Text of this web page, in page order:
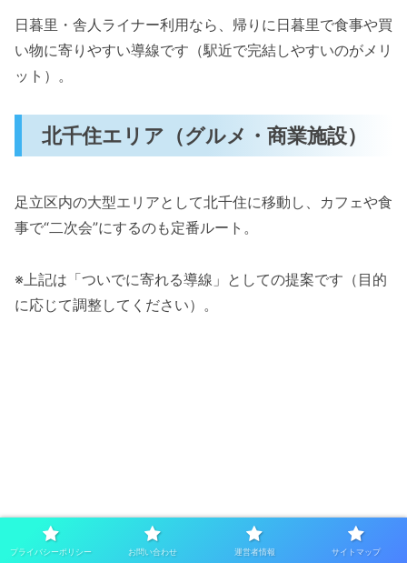
日暮里・舎人ライナー利用なら、帰りに日暮里で食事や買
い物に寄りやすい導線です（駅近で完結しやすいのがメリ
ット）。
北千住エリア（グルメ・商業施設）
足立区内の大型エリアとして北千住に移動し、カフェや食
事で“二次会”にするのも定番ルート。
※上記は「ついでに寄れる導線」としての提案です（目的
に応じて調整してください）。
プライバシーポリシー お問い合わせ 運営者情報 サイトマップ